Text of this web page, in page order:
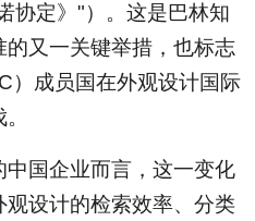
协定》"）。这是巴林知
又一关键举措，也标志
）成员国在外观设计国际
国企业而言，这一变化
设计的检索效率、分类